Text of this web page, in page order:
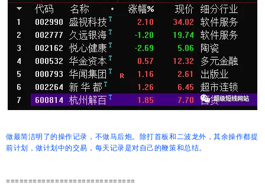
做最简洁明了的操作记录，不做马后炮。除打首板和二波龙外，其余操作都提
前计划，做计划中的交易，每天记录是对自己的鞭策和总结。
=============================